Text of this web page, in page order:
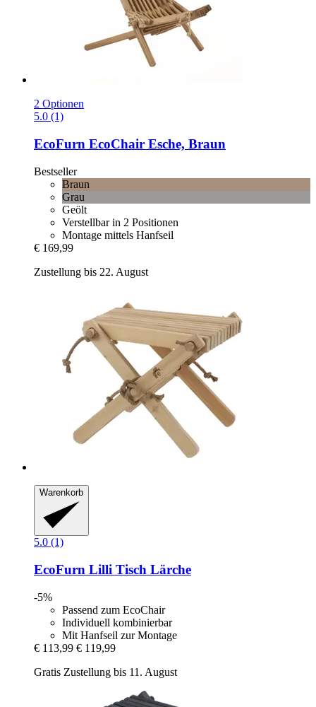
2 Optionen
5.0 (1)
EcoFurn EcoChair Esche, Braun
Bestseller
Braun
Grau
Geölt
Verstellbar in 2 Positionen
Montage mittels Hanfseil
€ 169,99
Zustellung bis 22. August
Warenkorb
5.0 (1)
EcoFurn Lilli Tisch Lärche
-5%
Passend zum EcoChair
Individuell kombinierbar
Mit Hanfseil zur Montage
€ 113,99 € 119,99
Gratis Zustellung bis 11. August